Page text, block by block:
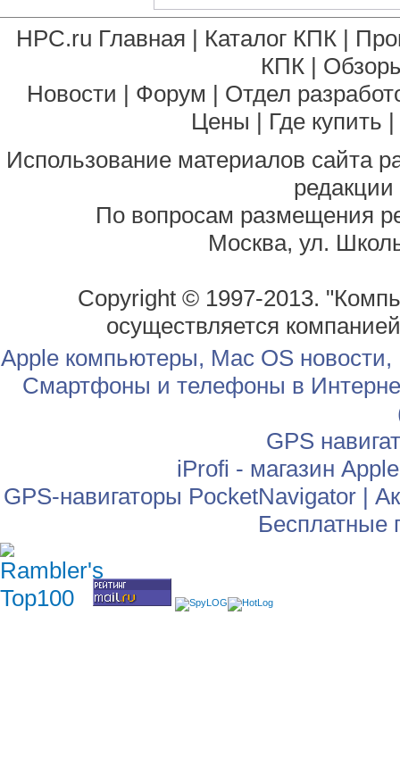
HPC.ru Главная | Каталог КПК |
КПК |
Новости | Форум | Отдел
Цены | Где купить |
Использование материалов сайта
По вопросам размещения
Москва, ул.
Copyright © 1997-2013.
осуществляется
Apple компьютеры, Mac OS
Смартфоны и телефоны в
GPS
iProfi - магазин
GPS-навигаторы PocketNavigator|
Бесплатные